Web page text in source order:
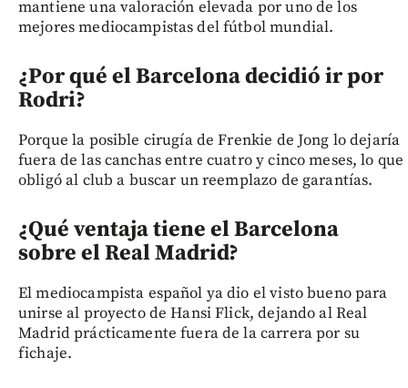
mantiene una valoración elevada por uno de los
mejores mediocampistas del fútbol mundial.
¿Por qué el Barcelona decidió ir por
Rodri?
Porque la posible cirugía de Frenkie de Jong lo dejaría
fuera de las canchas entre cuatro y cinco meses, lo que
obligó al club a buscar un reemplazo de garantías.
¿Qué ventaja tiene el Barcelona
sobre el Real Madrid?
El mediocampista español ya dio el visto bueno para
unirse al proyecto de Hansi Flick, dejando al Real
Madrid prácticamente fuera de la carrera por su
fichaje.